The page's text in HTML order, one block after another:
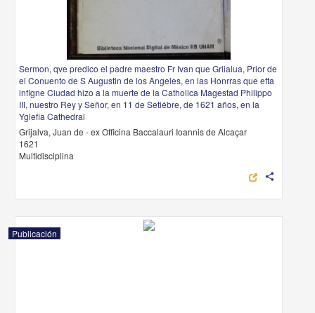
Sermon, qve predico el padre maestro Fr Ivan que Griialua, Prior de
el Conuento de S Augustin de los Angeles, en las Honrras que efta
infigne Ciudad hizo a la muerte de la Catholica Magestad Philippo
III, nuestro Rey y Señor, en 11 de Setiébre, de 1621 años, en la
Yglefia Cathedral
Grijalva, Juan de - ex Officina Baccalauri Ioannis de Alcaçar
1621
Multidisciplina
share
Publicación